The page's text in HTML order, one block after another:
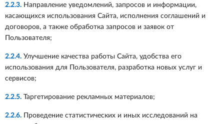
2.2.3. Направление уведомлений, запросов и информации,
касающихся использования Сайта, исполнения соглашений и
договоров, а также обработка запросов и заявок от
Пользователя;
2.2.4. Улучшение качества работы Сайта, удобства его
использования для Пользователя, разработка новых услуг и
сервисов;
2.2.5. Таргетирование рекламных материалов;
2.2.6. Проведение статистических и иных исследований на